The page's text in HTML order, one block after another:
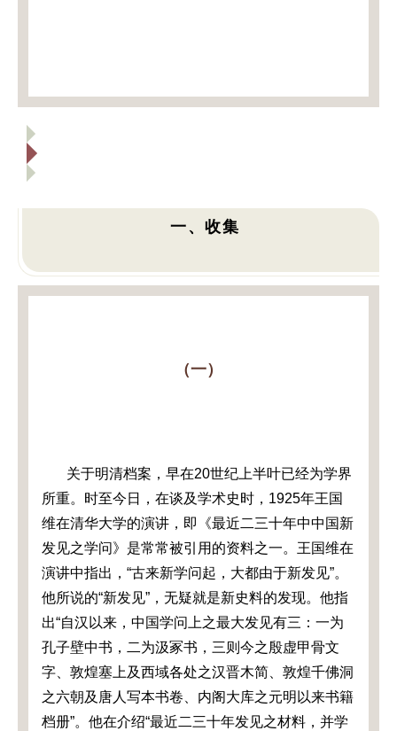
一、收集
（一）
关于明清档案，早在20世纪上半叶已经为学界
所重。时至今日，在谈及学术史时，1925年王国
维在清华大学的演讲，即《最近二三十年中中国新
发见之学问》是常常被引用的资料之一。王国维在
演讲中指出，“古来新学问起，大都由于新发见”。
他所说的“新发见”，无疑就是新史料的发现。他指
出“自汉以来，中国学问上之最大发见有三：一为
孔子壁中书，二为汲冢书，三则今之殷虚甲骨文
字、敦煌塞上及西域各处之汉晋木简、敦煌千佛洞
之六朝及唐人写本书卷、内阁大库之元明以来书籍
档册”。他在介绍“最近二三十年发见之材料，并学